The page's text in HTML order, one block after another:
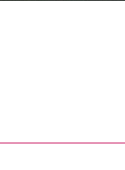
Fenster)
öffnet neues Fenster)